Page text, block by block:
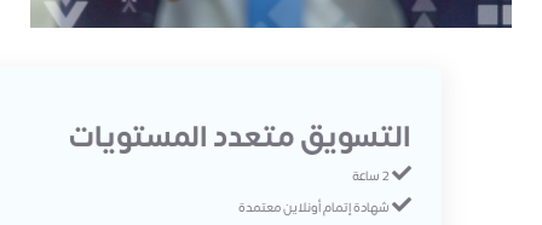
التسويق متعدد المستويات
2 ساعة
شهادة إتمام أونلاين معتمدة